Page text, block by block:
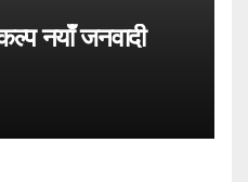
नयाँ जनवादी